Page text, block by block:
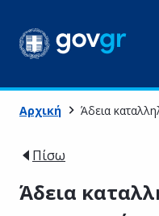
Αρχική Άδεια
Πίσω
Άδεια